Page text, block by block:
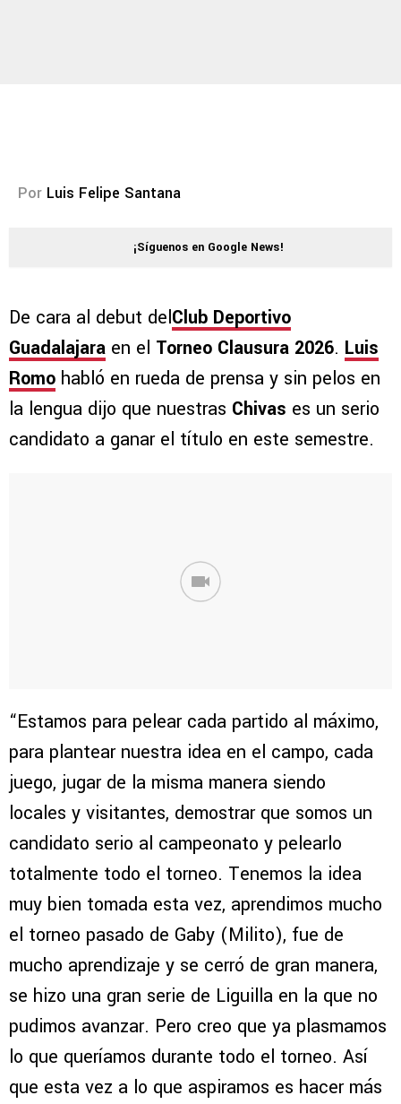
Por Luis Felipe Santana
¡Síguenos en Google News!
De cara al debut delClub Deportivo
Guadalajara en el Torneo Clausura 2026. Luis
Romo habló en rueda de prensa y sin pelos en
la lengua dijo que nuestras Chivas es un serio
candidato a ganar el título en este semestre.
“Estamos para pelear cada partido al máximo,
para plantear nuestra idea en el campo, cada
juego, jugar de la misma manera siendo
locales y visitantes, demostrar que somos un
candidato serio al campeonato y pelearlo
totalmente todo el torneo. Tenemos la idea
muy bien tomada esta vez, aprendimos mucho
el torneo pasado de Gaby (Milito), fue de
mucho aprendizaje y se cerró de gran manera,
se hizo una gran serie de Liguilla en la que no
pudimos avanzar. Pero creo que ya plasmamos
lo que queríamos durante todo el torneo. Así
que esta vez a lo que aspiramos es hacer más